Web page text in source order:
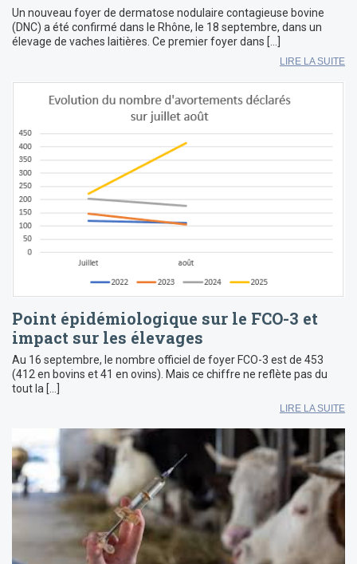
Un nouveau foyer de dermatose nodulaire contagieuse bovine
(DNC) a été confirmé dans le Rhône, le 18 septembre, dans un
élevage de vaches laitières. Ce premier foyer dans […]
LIRE LA SUITE
Point épidémiologique sur le FCO-3 et
impact sur les élevages
Au 16 septembre, le nombre officiel de foyer FCO-3 est de 453
(412 en bovins et 41 en ovins). Mais ce chiffre ne reflète pas du
tout la […]
LIRE LA SUITE